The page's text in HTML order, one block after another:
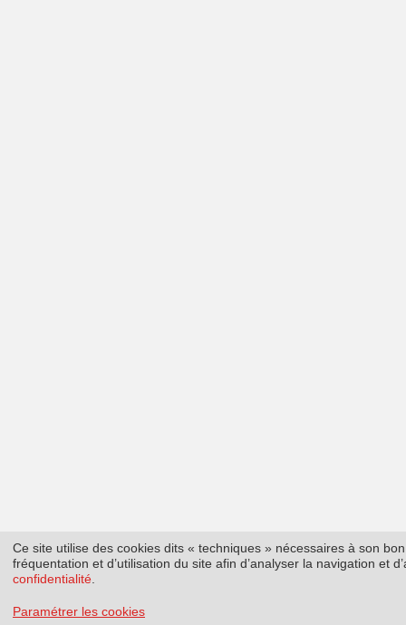
Ce site utilise des cookies dits « techniques » nécessaires à son
fréquentation et d’utilisation du site afin d’analyser la navigation et
confidentialité
Paramétrer les cookies